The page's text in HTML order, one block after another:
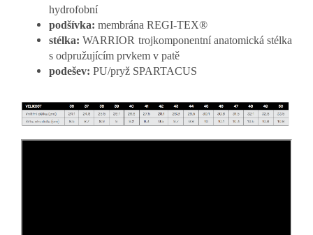
hydrofobní
podšívka: membrána REGI-TEX®
stélka: WARRIOR trojkomponentní anatomická stélka
s odpružujícím prvkem v patě
podešev: PU/pryž SPARTACUS